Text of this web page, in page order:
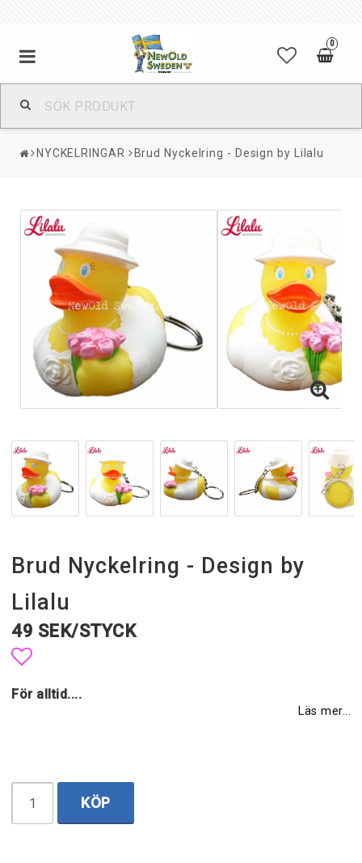
0
NYCKELRINGAR Brud Nyckelring - Design by Lilalu
Brud Nyckelring - Design by
Lilalu
49 SEK/STYCK
Lägg till i favoritlistan
För alltid....
Läs mer...
KÖP